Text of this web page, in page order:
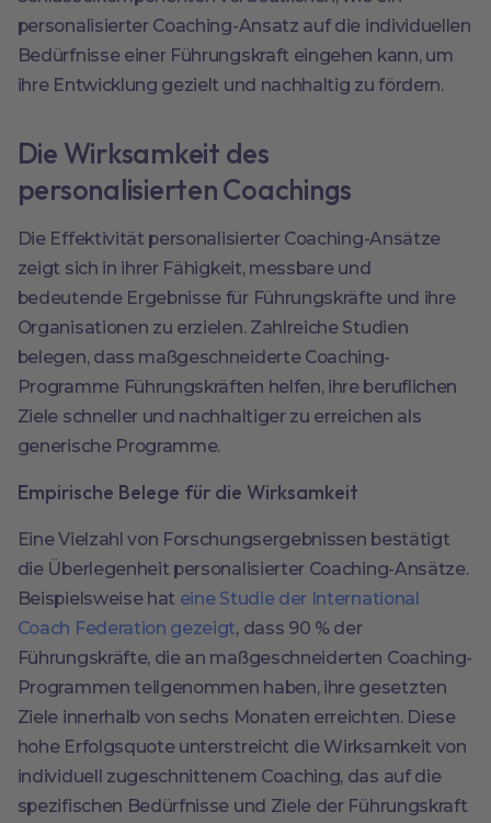
personalisierter Coaching-Ansatz auf die individuellen
Bedürfnisse einer Führungskraft eingehen kann, um
ihre Entwicklung gezielt und nachhaltig zu fördern.
Die Wirksamkeit des
personalisierten Coachings
Die Effektivität personalisierter Coaching-Ansätze
zeigt sich in ihrer Fähigkeit, messbare und
bedeutende Ergebnisse für Führungskräfte und ihre
Organisationen zu erzielen. Zahlreiche Studien
belegen, dass maßgeschneiderte Coaching-
Programme Führungskräften helfen, ihre beruflichen
Ziele schneller und nachhaltiger zu erreichen als
generische Programme.
Empirische Belege für die Wirksamkeit
Eine Vielzahl von Forschungsergebnissen bestätigt
die Überlegenheit personalisierter Coaching-Ansätze.
Beispielsweise hat eine Studie der International
Coach Federation gezeigt, dass 90 % der
Führungskräfte, die an maßgeschneiderten Coaching-
Programmen teilgenommen haben, ihre gesetzten
Ziele innerhalb von sechs Monaten erreichten. Diese
hohe Erfolgsquote unterstreicht die Wirksamkeit von
individuell zugeschnittenem Coaching, das auf die
spezifischen Bedürfnisse und Ziele der Führungskraft